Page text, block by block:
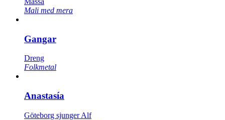
Mali med mera
Gangar
Dreng
Folkmetal
Anastasía
Göteborg sjunger Alf